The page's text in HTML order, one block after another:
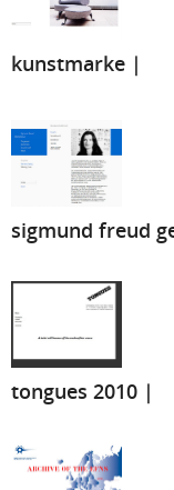
kunstmarke |
sigmund freud
tongues 2010 |